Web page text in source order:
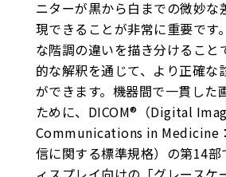
ニターが黒から白までの微妙な
現できることが非常に重要です
な階調の違いを描き分けること
的な解釈を通じて、より正確な
ができます。機器間で一貫した
ために、DICOM®（Digital
Communications in Medicine
信に関する標準規格）の第14